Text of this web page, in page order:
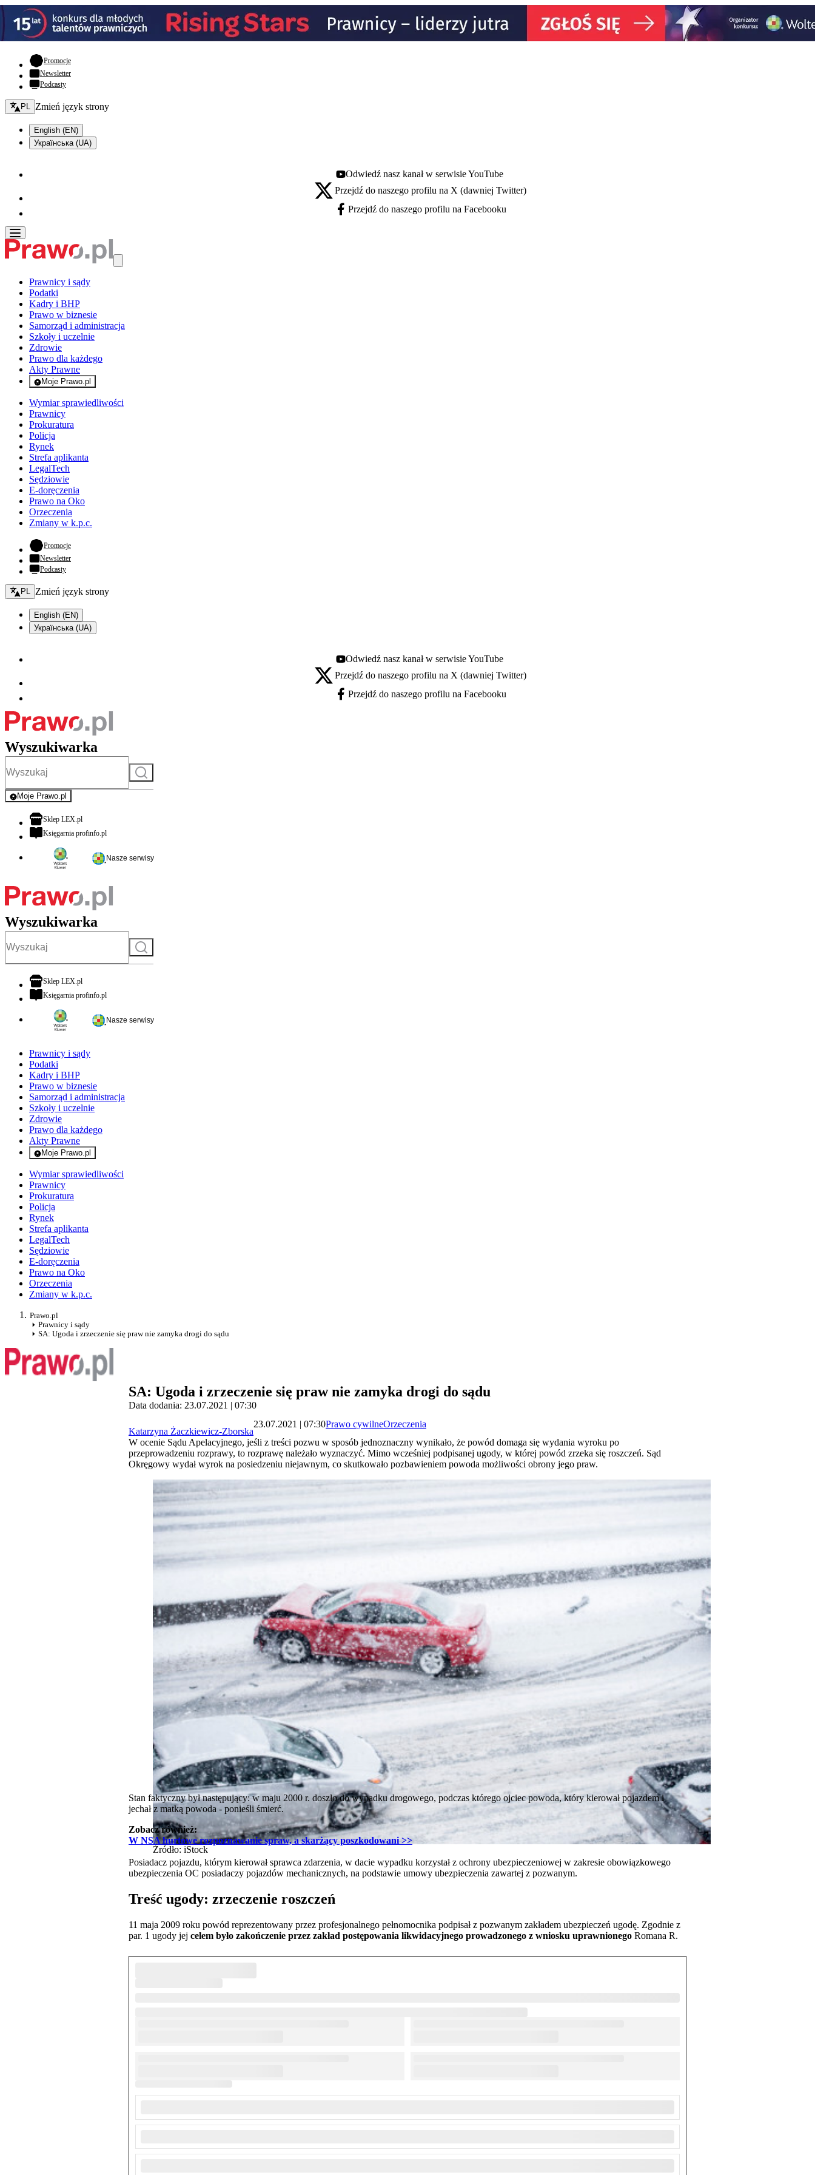
Promocje- otwiera się w nowej karcie
Newsletter
Podcasty
Zmień język - bieżący:
PL Zmień język strony
English (EN)
Українська (UA)
Youtube - otwiera się w nowej karcie
Odwiedź nasz kanał w serwisie YouTube
X - otwiera się w nowej karcie
Przejdź do naszego profilu na X (dawniej Twitter)
Facebook - otwiera się w nowej karcie
Przejdź do naszego profilu na Facebooku
Prawnicy i sądy
Podatki
Kadry i BHP
Prawo w biznesie
Samorząd i administracja
Szkoły i uczelnie
Zdrowie
Prawo dla każdego
Akty Prawne
Moje Prawo.pl
- rejestracja i logowanie do serwisu
Wymiar sprawiedliwości
Prawnicy
Prokuratura
Policja
Rynek
Strefa aplikanta
LegalTech
Sędziowie
E-doręczenia
Prawo na Oko
Orzeczenia
Zmiany w k.p.c.
Promocje- otwiera się w nowej karcie
Newsletter
Podcasty
Zmień język - bieżący:
PL Zmień język strony
English (EN)
Українська (UA)
Youtube - otwiera się w nowej karcie
Odwiedź nasz kanał w serwisie YouTube
X - otwiera się w nowej karcie
Przejdź do naszego profilu na X (dawniej Twitter)
Facebook - otwiera się w nowej karcie
Przejdź do naszego profilu na Facebooku
Wyszukiwarka
Szukaj
Moje Prawo.pl
- rejestracja i logowanie do serwisu
Sklep LEX.plotwiera się w nowej karcie
Księgarnia profinfo.plotwiera się w nowej karcie
Nasze serwisy
Wyszukiwarka
Szukaj
Sklep LEX.plotwiera się w nowej karcie
Księgarnia profinfo.plotwiera się w nowej karcie
Nasze serwisy
Prawnicy i sądy
Podatki
Kadry i BHP
Prawo w biznesie
Samorząd i administracja
Szkoły i uczelnie
Zdrowie
Prawo dla każdego
Akty Prawne
Moje Prawo.pl
- rejestracja i logowanie do serwisu
Wymiar sprawiedliwości
Prawnicy
Prokuratura
Policja
Rynek
Strefa aplikanta
LegalTech
Sędziowie
E-doręczenia
Prawo na Oko
Orzeczenia
Zmiany w k.p.c.
Prawo.pl
Prawnicy i sądy
SA: Ugoda i zrzeczenie się praw nie zamyka drogi do sądu
SA: Ugoda i zrzeczenie się praw nie zamyka drogi do sądu
Data dodania: 23.07.2021 | 07:30
Katarzyna Żaczkiewicz-Zborska
23.07.2021 | 07:30Prawo cywilneOrzeczenia
W ocenie Sądu Apelacyjnego, jeśli z treści pozwu w sposób jednoznaczny wynikało, że powód domaga się wydania wyroku po
przeprowadzeniu rozprawy, to rozprawę należało wyznaczyć. Mimo wcześniej podpisanej ugody, w której powód zrzeka się roszczeń. Sąd
Okręgowy wydał wyrok na posiedzeniu niejawnym, co skutkowało pozbawieniem powoda możliwości obrony jego praw.
Źródło: iStock
Stan faktyczny był następujący: w maju 2000 r. doszło do wypadku drogowego, podczas którego ojciec powoda, który kierował pojazdem i
jechał z matką powoda - ponieśli śmierć.
Zobacz również:
W NSA hurtowe rozpoznawanie spraw, a skarżący poszkodowani >>
Posiadacz pojazdu, którym kierował sprawca zdarzenia, w dacie wypadku korzystał z ochrony ubezpieczeniowej w zakresie obowiązkowego
ubezpieczenia OC posiadaczy pojazdów mechanicznych, na podstawie umowy ubezpieczenia zawartej z pozwanym.
Treść ugody: zrzeczenie roszczeń
11 maja 2009 roku powód reprezentowany przez profesjonalnego pełnomocnika podpisał z pozwanym zakładem ubezpieczeń ugodę. Zgodnie z
par. 1 ugody jej celem było zakończenie przez zakład postępowania likwidacyjnego prowadzonego z wniosku uprawnionego Romana R.